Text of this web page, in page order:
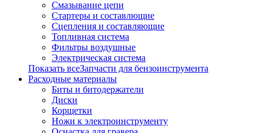
Смазывание цепи
Стартеры и составлющие
Сцепления и составляющие
Топливная система
Фильтры воздушные
Электрическая система
Показать всеЗапчасти для бензоинструмента
Расходные материалы
Биты и битодержатели
Диски
Корщетки
Ножи к электроинструменту